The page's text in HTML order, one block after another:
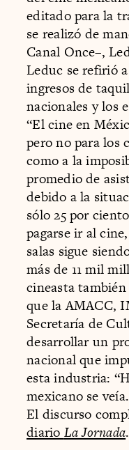
editado para la
se realizó de
Canal Once–,
Leduc se refirió
ingresos de
nacionales y los
“El cine en
pero no para los
como a la
promedio de
debido a la
sólo 25 por
pagarse ir al
salas sigue
más de 11 mil
cineasta
que la AMACC,
Secretaría de
desarrollar un
nacional que
esta industria:
mexicano se
El discurso
diario La Jornada.